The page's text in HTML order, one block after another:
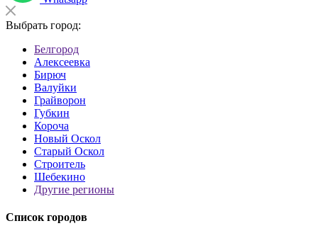
Выбрать город:
Белгород
Алексеевка
Бирюч
Валуйки
Грайворон
Губкин
Короча
Новый Оскол
Старый Оскол
Строитель
Шебекино
Другие регионы
Список городов